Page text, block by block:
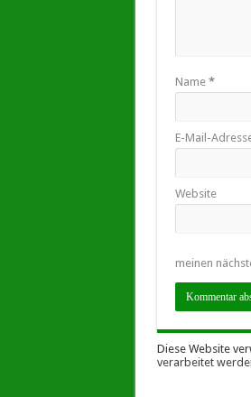
Name *
E-Mail-
Website
meinen
Diese Website
verarbeitet